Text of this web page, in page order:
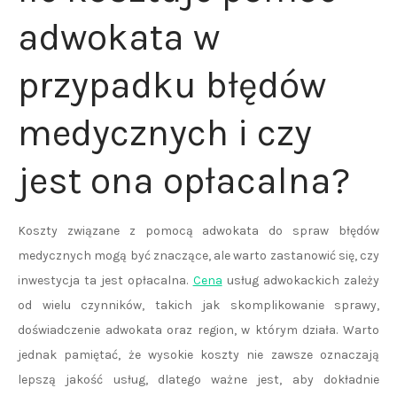
adwokata w
przypadku błędów
medycznych i czy
jest ona opłacalna?
Koszty związane z pomocą adwokata do spraw błędów
medycznych mogą być znaczące, ale warto zastanowić się, czy
inwestycja ta jest opłacalna. Cena usług adwokackich zależy
od wielu czynników, takich jak skomplikowanie sprawy,
doświadczenie adwokata oraz region, w którym działa. Warto
jednak pamiętać, że wysokie koszty nie zawsze oznaczają
lepszą jakość usług, dlatego ważne jest, aby dokładnie